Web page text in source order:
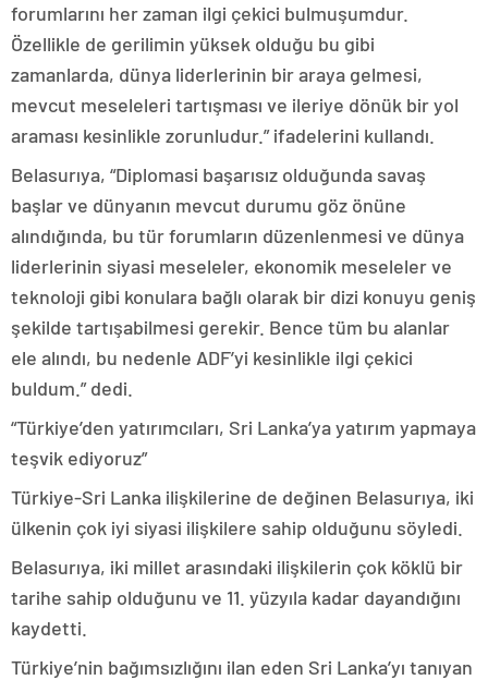
forumlarını her zaman ilgi çekici bulmuşumdur.
Özellikle de gerilimin yüksek olduğu bu gibi
zamanlarda, dünya liderlerinin bir araya gelmesi,
mevcut meseleleri tartışması ve ileriye dönük bir yol
araması kesinlikle zorunludur.” ifadelerini kullandı.
Belasurıya, “Diplomasi başarısız olduğunda savaş
başlar ve dünyanın mevcut durumu göz önüne
alındığında, bu tür forumların düzenlenmesi ve dünya
liderlerinin siyasi meseleler, ekonomik meseleler ve
teknoloji gibi konulara bağlı olarak bir dizi konuyu geniş
şekilde tartışabilmesi gerekir. Bence tüm bu alanlar
ele alındı, bu nedenle ADF’yi kesinlikle ilgi çekici
buldum.” dedi.
“Türkiye’den yatırımcıları, Sri Lanka’ya yatırım yapmaya
teşvik ediyoruz”
Türkiye-Sri Lanka ilişkilerine de değinen Belasurıya, iki
ülkenin çok iyi siyasi ilişkilere sahip olduğunu söyledi.
Belasurıya, iki millet arasındaki ilişkilerin çok köklü bir
tarihe sahip olduğunu ve 11. yüzyıla kadar dayandığını
kaydetti.
Türkiye’nin bağımsızlığını ilan eden Sri Lanka’yı tanıyan